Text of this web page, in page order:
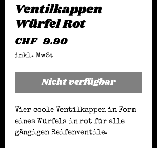
Ventilkappen
Würfel Rot
CHF 9.90Preis
inkl. MwSt
Nicht verfügbar
Vier coole Ventilkappen in Form
eines Würfels in rot für alle
gängigen Reifenventile.